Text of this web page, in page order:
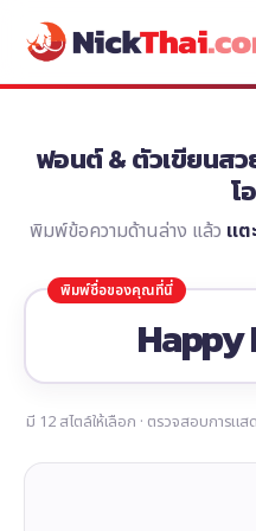
ฟอนต์ & ตัวเขียนส
โ
พิมพ์ข้อความด้านล่าง แล้ว แต
มี 12 สไตล์ให้เลือก · ตรวจสอบการแ